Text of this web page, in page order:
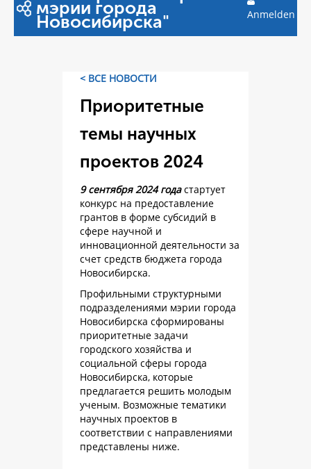
мэрии города
Новосибирска" Anmelden
< ВСЕ НОВОСТИ
Приоритетные
темы научных
проектов 2024
9 сентября 2024 годастартует
конкурс на предоставление
грантов в форме субсидий в
сфере научной и
инновационной деятельности за
счет средств бюджета города
Новосибирска.
Профильными структурными
подразделениями мэрии города
Новосибирска сформированы
приоритетные задачи
городского хозяйства и
социальной сферы города
Новосибирска, которые
предлагается решить молодым
ученым. Возможные тематики
научных проектов в
соответствии с направлениями
представлены ниже.